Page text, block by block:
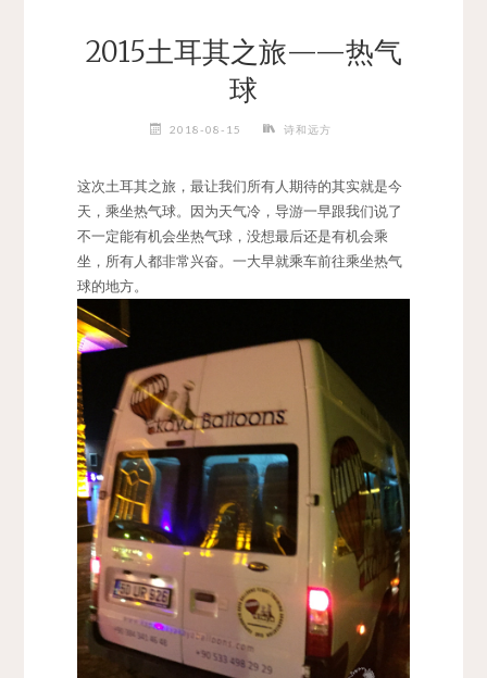
2015土耳其之旅——热气
球
2018-08-15 诗和远方
这次土耳其之旅，最让我们所有人期待的其实就是今
天，乘坐热气球。因为天气冷，导游一早跟我们说了
不一定能有机会坐热气球，没想最后还是有机会乘
坐，所有人都非常兴奋。一大早就乘车前往乘坐热气
球的地方。